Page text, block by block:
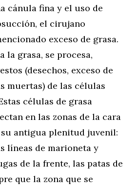
cánula fina y el uso de
el cirujano
exceso de grasa.
la grasa, se procesa,
(desechos, exceso de
muertas) de las células
células de grasa
en las zonas de la cara
su antigua plenitud juvenil:
líneas de marioneta y
de la frente, las patas de
que la zona que se